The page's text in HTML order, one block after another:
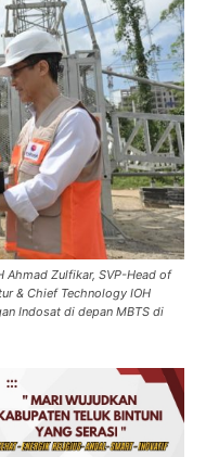
Ahmad Zulfikar, SVP-Head of
& Chief Technology IOH
Indosat di depan MBTS di